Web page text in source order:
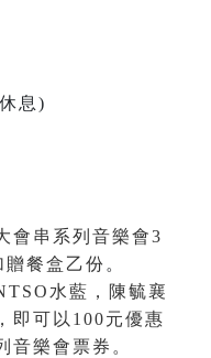
息)
會串系列音樂會3
贈餐盒乙份 。
水藍，陳毓襄
即可以100元優惠
音樂會票券。